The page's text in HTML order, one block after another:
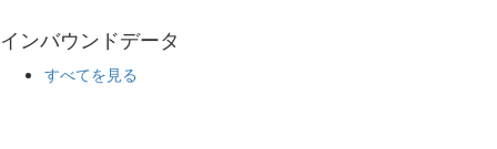
インバウンドデータ
すべてを見る